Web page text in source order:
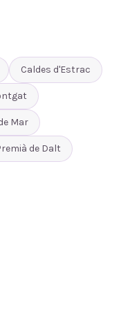
Caldes d'Estrac
Mar
de Dalt